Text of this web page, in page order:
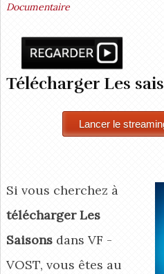
Documentaire
Télécharger Les
Si vous cherchez à
télécharger Les
Saisonsdans VF -
VOST, vous êtes au